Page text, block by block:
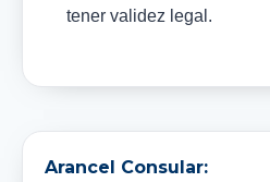
tener validez legal.
Arancel Consular: